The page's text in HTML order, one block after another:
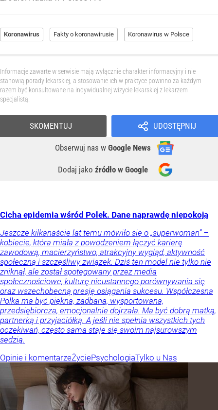
Koronawirus Fakty o koronawirusie Koronawirus w Polsce
Informacje zawarte w serwisie mają wyłącznie charakter informacyjny i nie
stanowią porady lekarskiej, a stosowanie ich w praktyce powinno za każdym
razem być konsultowane na indywidualnej wizycie lekarskiej z lekarzem
specjalistą.
UDOSTĘPNIJ
Obserwuj nas w Google News
Dodaj jako źródło w Google
SKOMENTUJ
Cicha epidemia wśród Polek. Dane naprawdę niepokoją
Jeszcze kilkanaście lat temu mówiło się o „superwoman” –
kobiecie, która miała z powodzeniem łączyć karierę
zawodową, macierzyństwo, atrakcyjny wygląd, aktywność
społeczną i szczęśliwy związek. Dziś ten model nie tylko nie
zniknął, ale został spotęgowany przez media
społecznościowe, kulturę nieustannego porównywania się
oraz wszechobecną presję osiągania sukcesu. Współczesna
Polka ma być piękna, zadbana, wysportowana,
przedsiębiorcza, emocjonalnie dojrzała. Ma być dobrą matką,
partnerką i przyjaciółką. A jeśli nie spełnia wszystkich tych
oczekiwań, często sama staje się swoim najsurowszym
sędzią.
Opinie i komentarzeŻyciePsychologiaTylko u Nas